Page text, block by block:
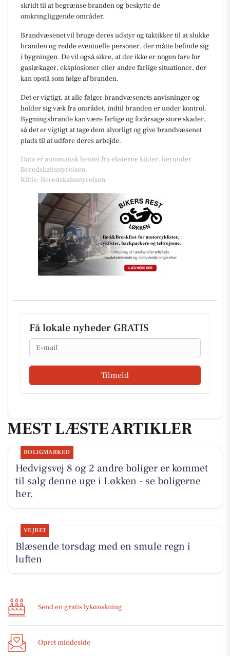
skridt til at begrænse branden og beskytte de
omkringliggende områder.
Brandvæsenet vil bruge deres udstyr og taktikker til at slukke
branden og redde eventuelle personer, der måtte befinde sig
i bygningen. De vil også sikre, at der ikke er nogen fare for
gaslækager, eksplosioner eller andre farlige situationer, der
kan opstå som følge af branden.
Det er vigtigt, at alle følger brandvæsenets anvisninger og
holder sig væk fra området, indtil branden er under kontrol.
Bygningsbrande kan være farlige og forårsage store skader,
så det er vigtigt at tage dem alvorligt og give brandvæsenet
plads til at udføre deres arbejde.
Data er automatisk hentet fra eksterne kilder, herunder
Beredskabsstyrelsen.
Kilde: Beredskabsstyrelsen
Få lokale nyheder GRATIS
Email
Tilmeld
MEST LÆSTE ARTIKLER
BOLIGMARKED
Hedvigsvej 8 og 2 andre boliger er kommet
til salg denne uge i Løkken - se boligerne
her.
VEJRET
Blæsende torsdag med en smule regn i
luften
Send en gratis lykønskning
Opret mindeside